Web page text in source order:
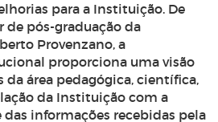
para a Instituição. De
pós-graduação da
Provenzano, a
proporciona uma visão
da área pedagógica, científica,
da Instituição com a
das informações recebidas pela